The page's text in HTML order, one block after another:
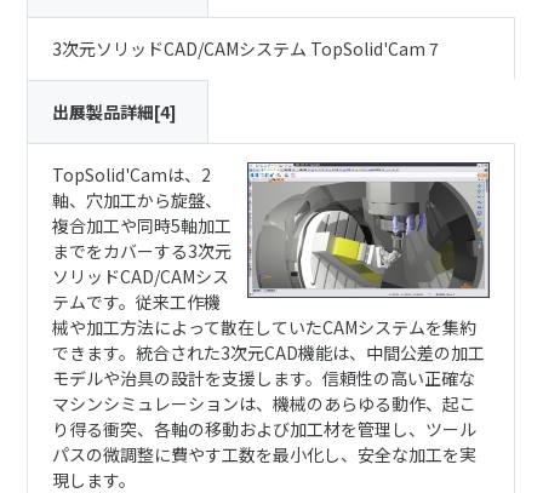
3次元ソリッドCAD/CAMシステム TopSolid'Cam 7
出展製品詳細[4]
TopSolid'Camは、2
軸、穴加工から旋盤、
複合加工や同時5軸加工
までをカバーする3次元
ソリッドCAD/CAMシス
テムです。従来工作機
械や加工方法によって散在していたCAMシステムを集約
できます。統合された3次元CAD機能は、中間公差の加工
モデルや治具の設計を支援します。信頼性の高い正確な
マシンシミュレーションは、機械のあらゆる動作、起こ
り得る衝突、各軸の移動および加工材を管理し、ツール
パスの微調整に費やす工数を最小化し、安全な加工を実
現します。